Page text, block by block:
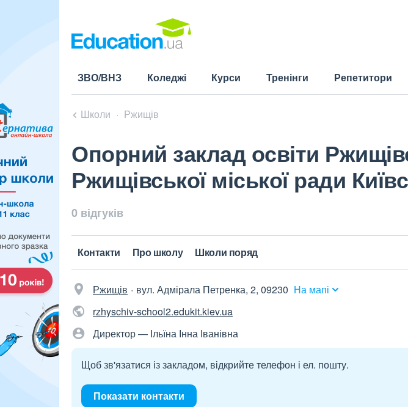
ЗВО/ВНЗ Коледжі Курси Тренінги Репетитори
Школи Ржищів
Опорний заклад освіти
Ржищівської міської ради
0 відгуків
Контакти Про школу Школи поряд
Ржищів вул. Адмірала Петренка, 2, 09230 На мапі
rzhyschiv-school2.edukit.kiev.ua
Директор — Ільїна Інна Іванівна
Щоб зв'язатися із закладом, відкрийте телефон і ел. пошту.
Показати контакти